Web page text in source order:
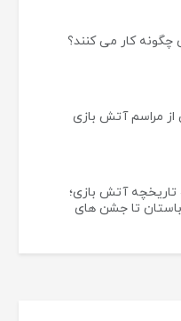
چگونه کار می کنند؟
از مراسم آتش بازی
تاريخچه آتش بازی؛
تا جشن های